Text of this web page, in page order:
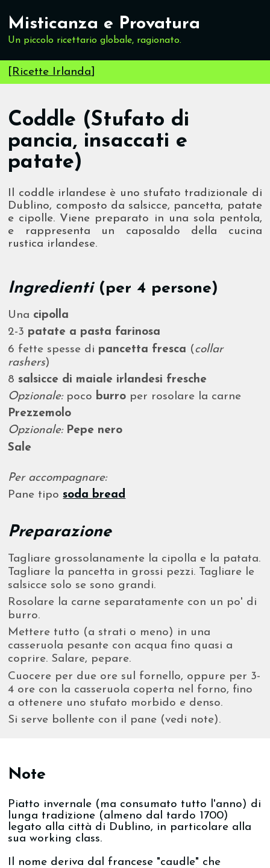
Misticanza e Provatura
Un piccolo ricettario globale, ragionato.
[Ricette Irlanda]
Coddle (Stufato di
pancia, insaccati e
patate)
Il coddle irlandese è uno stufato tradizionale di
Dublino, composto da salsicce, pancetta, patate
e cipolle. Viene preparato in una sola pentola,
e rappresenta un caposaldo della cucina
rustica irlandese.
Ingredienti(per 4 persone)
Una cipolla
2-3 patate a pasta farinosa
6 fette spesse di pancetta fresca (collar
rashers)
8salsicce di maiale irlandesi fresche
Opzionale:poco burro per rosolare la carne
Prezzemolo
Opzionale: Pepe nero
Sale
Per accompagnare:
Pane tiposoda bread
Preparazione
Tagliare grossolanamente la cipolla e la patata.
Tagliare la pancetta in grossi pezzi. Tagliare le
salsicce solo se sono grandi.
Rosolare la carne separatamente con un po' di
burro.
Mettere tutto (a strati o meno) in una
casseruola pesante con acqua fino quasi a
coprire. Salare, pepare.
Cuocere per due ore sul fornello, oppure per 3-
4 ore con la casseruola coperta nel forno, fino
a ottenere uno stufato morbido e denso.
Si serve bollente con il pane (vedi note).
Note
Piatto invernale (ma consumato tutto l'anno) di
lunga tradizione (almeno dal tardo 1700)
legato alla città di Dublino, in particolare alla
sua working class.
Il nome deriva dal francese "caudle" che